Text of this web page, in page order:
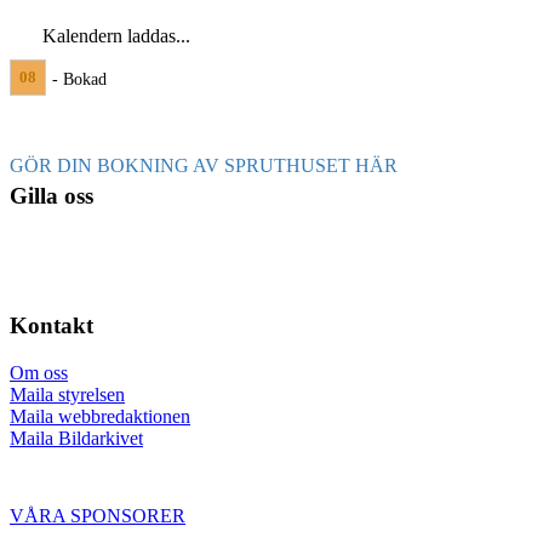
Kalendern laddas...
08 - Bokad
GÖR DIN BOKNING AV SPRUTHUSET HÄR
Gilla oss
Kontakt
Om oss
Maila styrelsen
Maila webbredaktionen
Maila Bildarkivet
VÅRA SPONSORER